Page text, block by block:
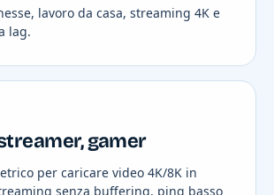
lavoro da casa, streaming 4K e
lag.
gamer
per caricare video 4K/8K in
senza buffering, ping basso